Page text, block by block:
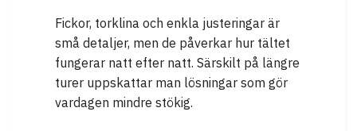
Fickor, torklina och enkla justeringar är
små detaljer, men de påverkar hur tältet
fungerar natt efter natt. Särskilt på längre
turer uppskattar man lösningar som gör
vardagen mindre stökig.